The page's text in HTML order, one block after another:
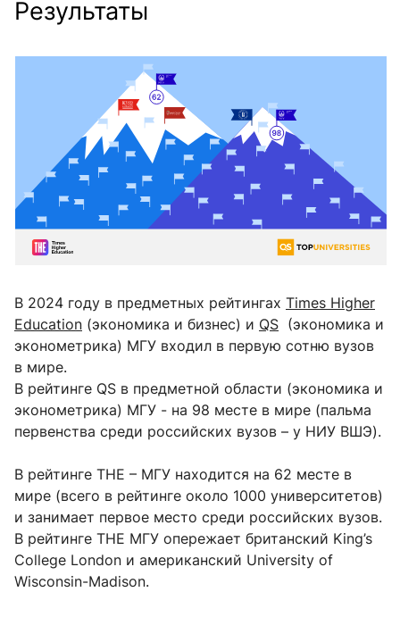
Результаты
В 2024 году в предметных рейтингах Times Higher
Education (экономика и бизнес) и QS (экономика и
эконометрика) МГУ входил в первую сотню вузов
в мире.
В рейтинге QS в предметной области (экономика и
эконометрика) МГУ - на 98 месте в мире (пальма
первенства среди российских вузов – у НИУ ВШЭ).
В рейтинге THE – МГУ находится на 62 месте в
мире (всего в рейтинге около 1000 университетов)
и занимает первое место среди российских вузов.
В рейтинге THE МГУ опережает британский King’s
College London и американский University of
Wisconsin-Madison.